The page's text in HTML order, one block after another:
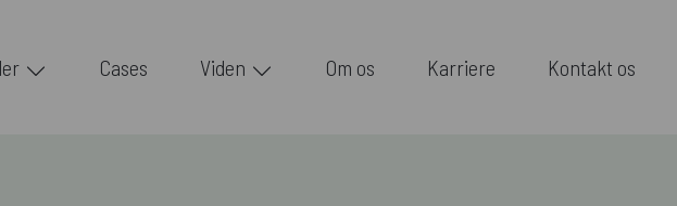
Cases Viden Om os Karriere Kontakt os